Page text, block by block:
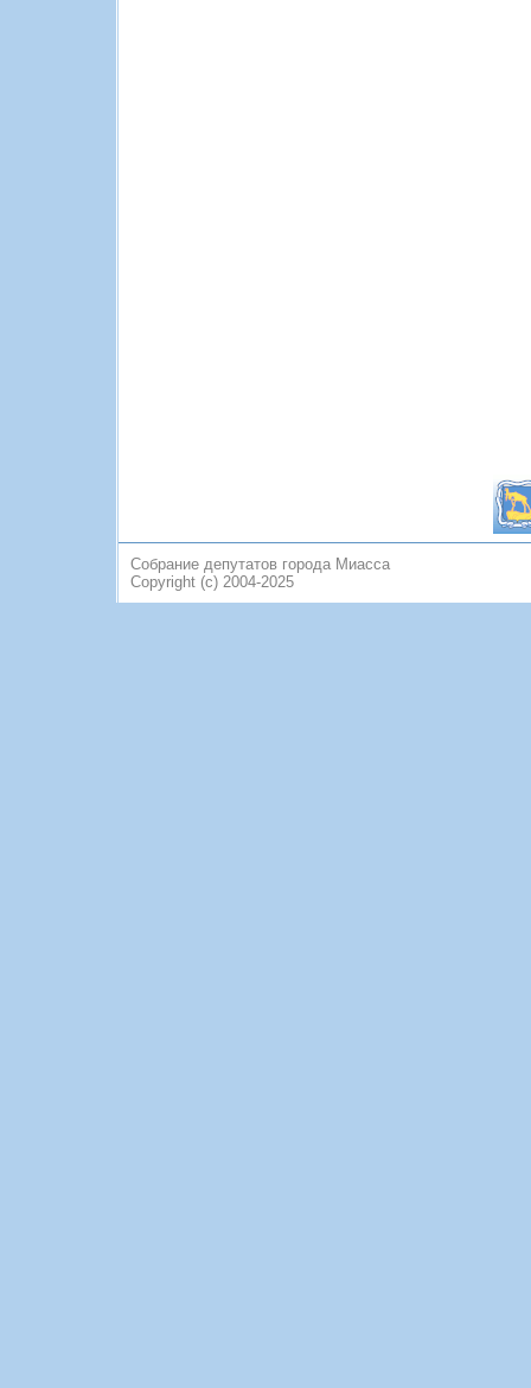
Собрание депутатов города Миасса
Copyright (c) 2004-2025